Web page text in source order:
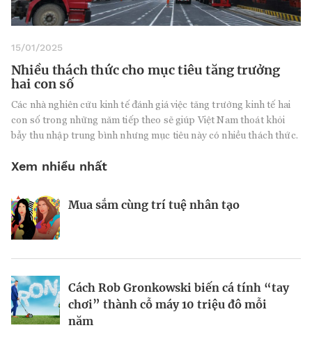
15/01/2025
Nhiều thách thức cho mục tiêu tăng trưởng
hai con số
Các nhà nghiên cứu kinh tế đánh giá việc tăng trưởng kinh tế hai
con số trong những năm tiếp theo sẽ giúp Việt Nam thoát khỏi
bẫy thu nhập trung bình nhưng mục tiêu này có nhiều thách thức.
Xem nhiều nhất
Mua sắm cùng trí tuệ nhân tạo
Cách Rob Gronkowski biến cá tính “tay
chơi” thành cỗ máy 10 triệu đô mỗi
năm
Nhà sáng lập 25 tuổi và tham vọng lật
Thợ săn khoản vay
Kiểm soát bất ổn và bảo vệ sức khỏe
BRANDCONNECT | Brand Contributor
Champagne hàng đầu cho chất riêng
mùa lễ hội